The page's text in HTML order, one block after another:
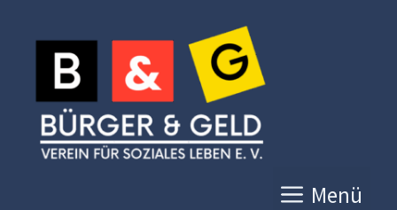
Inhalt
springen
Menü